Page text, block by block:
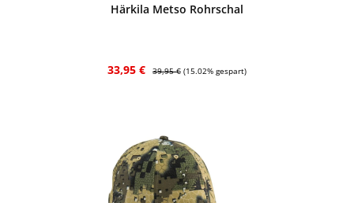
Härkila Metso Rohrschal
Verkaufspreis:
33,95 € Regulärer Preis:
39,95 € (15.02% gespart)